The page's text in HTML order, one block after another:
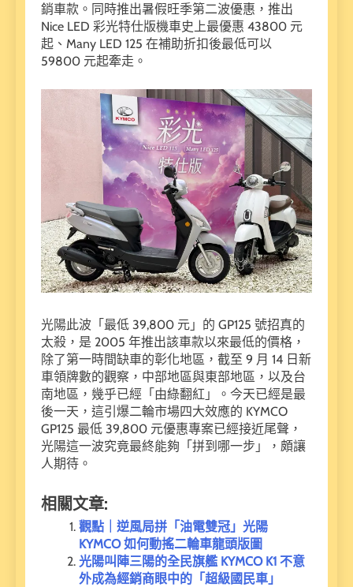
銷車款。同時推出暑假旺季第二波優惠，推出
Nice LED 彩光特仕版機車史上最優惠 43800 元
起、Many LED 125 在補助折扣後最低可以
59800 元起牽走。
光陽此波「最低 39,800 元」的 GP125 號招真的
太殺，是 2005 年推出該車款以來最低的價格，
除了第一時間缺車的彰化地區，截至 9 月 14 日新
車領牌數的觀察，中部地區與東部地區，以及台
南地區，幾乎已經「由綠翻紅」。今天已經是最
後一天，這引爆二輪市場四大效應的 KYMCO
GP125 最低 39,800 元優惠專案已經接近尾聲，
光陽這一波究竟最終能夠「拼到哪一步」，頗讓
人期待。
相關文章:
觀點｜逆風局拼「油電雙冠」光陽
KYMCO 如何動搖二輪車龍頭版圖
光陽叫陣三陽的全民旗艦 KYMCO K1 不意
外成為經銷商眼中的「超級國民車」